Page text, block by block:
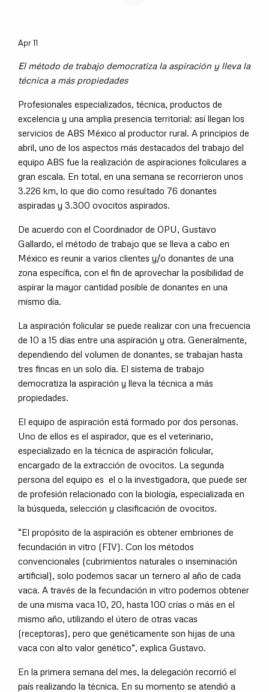
Apr 11
El método de trabajo democratiza la aspiración y lleva la
técnica a más propiedades
Profesionales especializados, técnica, productos de
excelencia y una amplia presencia territorial: así llegan los
servicios de ABS México al productor rural. A principios de
abril, uno de los aspectos más destacados del trabajo del
equipo ABS fue la realización de aspiraciones foliculares a
gran escala. En total, en una semana se recorrieron unos
3.226 km, lo que dio como resultado 76 donantes
aspiradas y 3.300 ovocitos aspirados.
De acuerdo con el Coordinador de OPU, Gustavo
Gallardo, el método de trabajo que se lleva a cabo en
México es reunir a varios clientes y/o donantes de una
zona específica, con el fin de aprovechar la posibilidad de
aspirar la mayor cantidad posible de donantes en una
mismo día.
La aspiración folicular se puede realizar con una frecuencia
de 10 a 15 días entre una aspiración y otra. Generalmente,
dependiendo del volumen de donantes, se trabajan hasta
tres fincas en un solo día. El sistema de trabajo
democratiza la aspiración y lleva la técnica a más
propiedades.
El equipo de aspiración está formado por dos personas.
Uno de ellos es el aspirador, que es el veterinario,
especializado en la técnica de aspiración folicular,
encargado de la extracción de ovocitos. La segunda
persona del equipo es el o la investigadora, que puede ser
de profesión relacionado con la biología, especializada en
la búsqueda, selección y clasificación de ovocitos.
“El propósito de la aspiración es obtener embriones de
fecundación in vitro (FIV). Con los métodos
convencionales (cubrimientos naturales o inseminación
artificial), solo podemos sacar un ternero al año de cada
vaca. A través de la fecundación in vitro podemos obtener
de una misma vaca 10, 20, hasta 100 crías o más en el
mismo año, utilizando el útero de otras vacas
(receptoras), pero que genéticamente son hijas de una
vaca con alto valor genético”, explica Gustavo.
En la primera semana del mes, la delegación recorrió el
país realizando la técnica. En su momento se atendió a